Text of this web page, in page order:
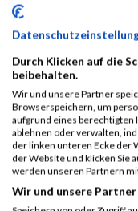
10079
18862
Tineke
18205
Sandra
3475
16268
Lotte
5049
Sabine
7653
Franziska
1380
Jeanne Li
6002
Julia
Durch Klicken auf die
beibehalten.
Wir und unsere Partner
Browserspeichern, um
aufgrund eines berechtigten
ablehnen oder verwalten,
der linken unteren Ecke der
der Website und klicken Sie
werden unseren Partnern
Wir und unsere